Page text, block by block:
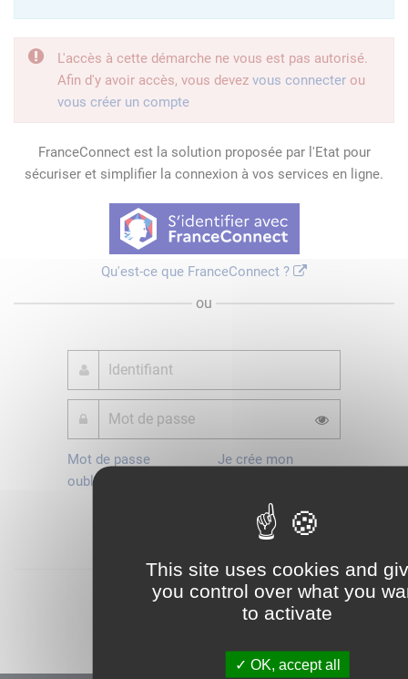
This site uses cookies and
you control over what you
to activate
OK, accept all
L'accès à cette démarche ne vous est pas autorisé.
Afin d'y avoir accès, vous devez vous connecter ou
vous créer un compte
FranceConnect est la solution proposée par l'Etat pour
sécuriser et simplifier la connexion à vos services en ligne.
Qu'est-ce que FranceConnect ?
ou
Mot de passe
oublié ?
Je crée mon
Démarrer